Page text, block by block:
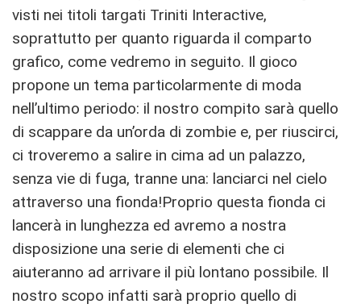
visti nei titoli targati Triniti Interactive,
soprattutto per quanto riguarda il comparto
grafico, come vedremo in seguito. Il gioco
propone un tema particolarmente di moda
nell’ultimo periodo: il nostro compito sarà quello
di scappare da un’orda di zombie e, per riuscirci,
ci troveremo a salire in cima ad un palazzo,
senza vie di fuga, tranne una: lanciarci nel cielo
attraverso una fionda!Proprio questa fionda ci
lancerà in lunghezza ed avremo a nostra
disposizione una serie di elementi che ci
aiuteranno ad arrivare il più lontano possibile. Il
nostro scopo infatti sarà proprio quello di